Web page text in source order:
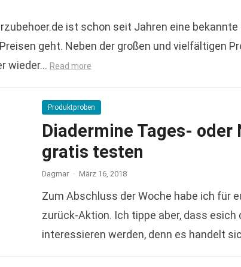
ist schon seit Jahren eine bekannte
geht. Neben der großen und vielfältigen
wieder… Read more
Produktproben
Diadermine Tages- oder
gratis testen
Dagmar · März 16, 2018
Zum Abschluss der Woche habe ich für
zurück-Aktion. Ich tippe aber, dass esich
interessieren werden, denn es handelt